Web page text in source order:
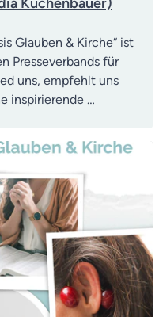
Glauben & Kirche“ ist
Presseverbands für
uns, empfehlt uns
inspirierende …